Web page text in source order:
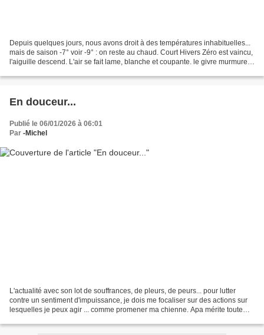
Depuis quelques jours, nous avons droit à des températures inhabituelles...
mais de saison -7° voir -9° : on reste au chaud. Court Hivers Zéro est vaincu,
l'aiguille descend. L'air se fait lame, blanche et coupante. le givre murmure,
En douceur...
Publié le 06/01/2026 à 06:01
Par -Michel
L'actualité avec son lot de souffrances, de pleurs, de peurs... pour lutter
contre un sentiment d'impuissance, je dois me focaliser sur des actions sur
lesquelles je peux agir ... comme promener ma chienne. Apa mérite toute